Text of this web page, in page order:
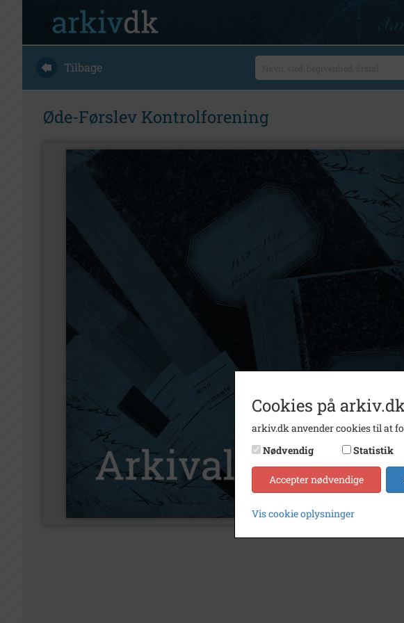
Tilbage
Øde-Førslev Kontrolforening
Cookies på
arkiv.dk anvender cookies til at
Nødvendig
Statistik
Accepter nødvendige
Vis cookie oplysninger